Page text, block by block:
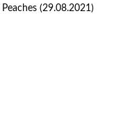
Peaches (29.08.2021)